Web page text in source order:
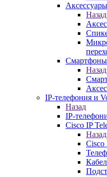
Назад
Назад
IP-телефония и
Назад
IP-
Cisco IP
Назад
Cisco